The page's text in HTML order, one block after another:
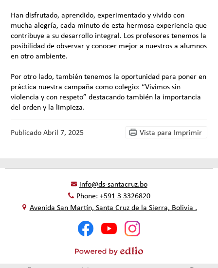
Han disfrutado, aprendido, experimentado y vivido con
mucha alegría, cada minuto de esta hermosa experiencia que
contribuye a su desarrollo integral. Los profesores tenemos la
posibilidad de observar y conocer mejor a nuestros a alumnos
en otro ambiente.
Por otro lado, también tenemos la oportunidad para poner en
práctica nuestra campaña como colegio: “Vivimos sin
violencia y con respeto” destacando también la importancia
del orden y la limpieza.
PublicadoAbril 7, 2025 Vista para Imprimir
info@ds-santacruz.bo
Phone: +591 3 3326820
Avenida San Martín, Santa Cruz de la Sierra, Bolivia .
Social
Media
Footer
FacebookYouTubeInstagram